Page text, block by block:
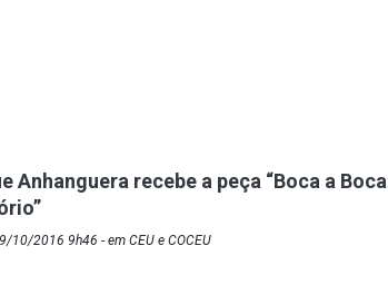
Anhanguera recebe a peça “Boca a
10/2016 9h46 - em CEU e COCEU